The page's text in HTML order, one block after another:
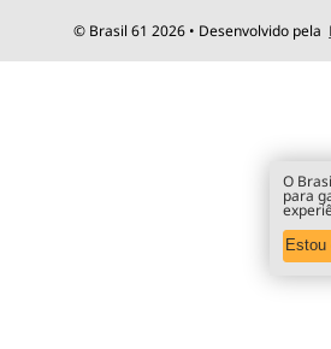
© Brasil 61 2026 • Desenvolvido pela
O
para
Estou